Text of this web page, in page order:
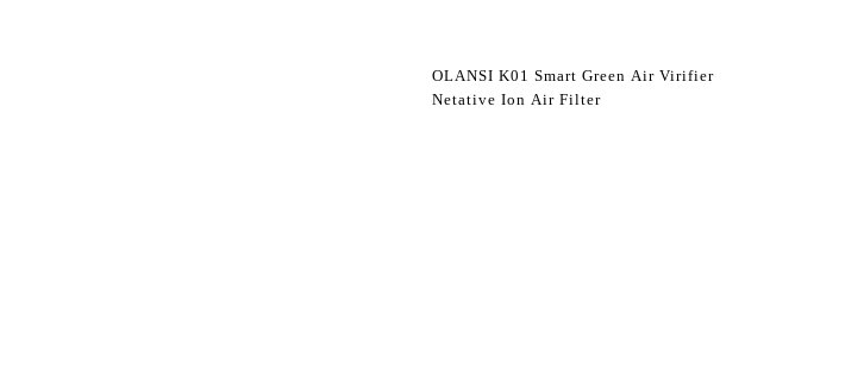
OLANSI K01 Smart Green Air Virifier
Netative Ion Air Filter